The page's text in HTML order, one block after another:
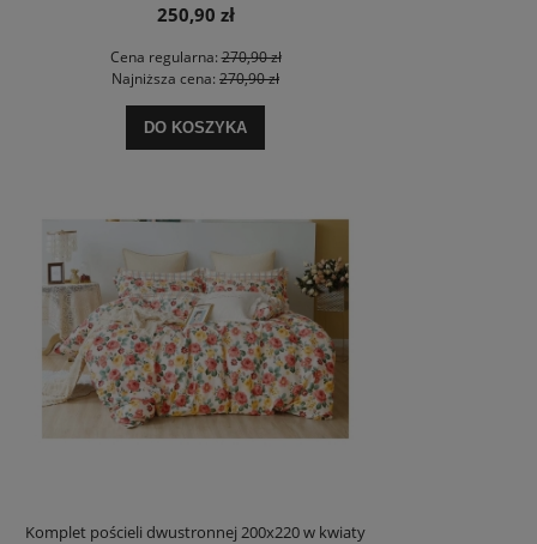
250,90 zł
Cena regularna:270,90 zł
Najniższa cena: 270,90 zł
DO KOSZYKA
Komplet pościeli dwustronnej 200x220 w kwiaty